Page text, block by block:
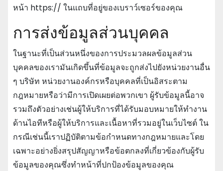
หน้า https:// ในแถบที่อยู่ของเบราว์เซอร์ของคุณ
การส่งข้อมูลส่วนบุคคล
ในฐานะที่เป็นส่วนหนึ่งของการประมวลผลข้อมูลส่วน
บุคคลของเรามันเกิดขึ้นที่ข้อมูลจะถูกส่งไปยังหน่วยงานอื่น
ๆ บริษัท หน่วยงานองค์กรหรือบุคคลที่เป็นอิสระตาม
กฎหมายหรือว่ามีการเปิดเผยต่อพวกเขา ผู้รับข้อมูลนี้อาจ
รวมถึงตัวอย่างเช่นผู้ให้บริการที่ได้รับมอบหมายให้ทํางาน
ด้านไอทีหรือผู้ให้บริการและเนื้อหาที่รวมอยู่ในเว็บไซต์ ใน
กรณีเช่นนี้เราปฏิบัติตามข้อกําหนดทางกฎหมายและโดย
เฉพาะอย่างยิ่งสรุปสัญญาหรือข้อตกลงที่เกี่ยวข้องกับผู้รับ
ข้อมูลของคุณซึ่งทําหน้าที่ปกป้องข้อมูลของคุณ